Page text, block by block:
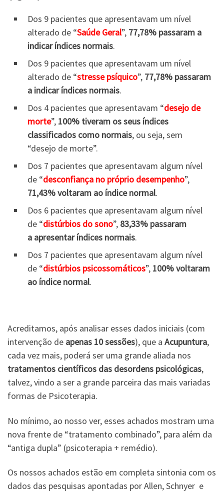
Dos 9 pacientes que apresentavam um nível
alterado de “Saúde Geral”, 77,78% passaram a
indicar índices normais.
Dos 9 pacientes que apresentavam um nível
alterado de “stresse psíquico”, 77,78% passaram
a indicar índices normais.
Dos 4 pacientes que apresentavam “desejo de
morte”, 100% tiveram os seus índices
classificados como normais, ou seja, sem
“desejo de morte”.
Dos 7 pacientes que apresentavam algum nível
de “desconfiança no próprio desempenho”,
71,43% voltaram ao índice normal.
Dos 6 pacientes que apresentavam algum nível
de “distúrbios do sono”, 83,33% passaram
a apresentar índices normais.
Dos 7 pacientes que apresentavam algum nível
de “distúrbios psicossomáticos”, 100% voltaram
ao índice normal.
Acreditamos, após analisar esses dados iniciais (com
intervenção de apenas 10 sessões), que a Acupuntura,
cada vez mais, poderá ser uma grande aliada nos
tratamentos científicos das desordens psicológicas,
talvez, vindo a ser a grande parceira das mais variadas
formas de Psicoterapia.
No mínimo, ao nosso ver, esses achados mostram uma
nova frente de “tratamento combinado”, para além da
“antiga dupla” (psicoterapia + remédio).
Os nossos achados estão em completa sintonia com os
dados das pesquisas apontadas por Allen, Schnyer e